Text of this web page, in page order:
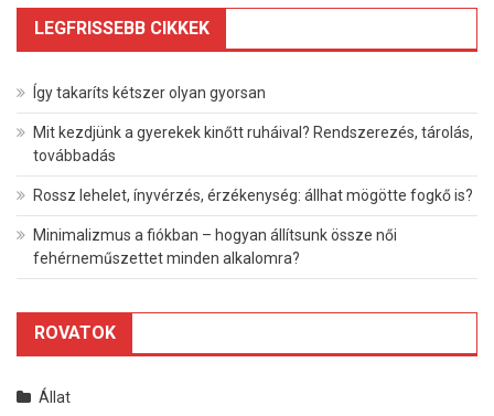
LEGFRISSEBB CIKKEK
Így takaríts kétszer olyan gyorsan
Mit kezdjünk a gyerekek kinőtt ruháival? Rendszerezés, tárolás,
továbbadás
Rossz lehelet, ínyvérzés, érzékenység: állhat mögötte fogkő is?
Minimalizmus a fiókban – hogyan állítsunk össze női
fehérneműszettet minden alkalomra?
ROVATOK
Állat